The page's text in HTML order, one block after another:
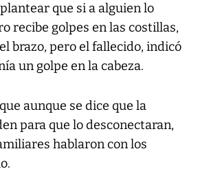
que si a alguien lo
recibe golpes en las costillas,
brazo, pero el fallecido, indicó
un golpe en la cabeza.
aunque se dice que la
para que lo desconectaran,
hablaron con los